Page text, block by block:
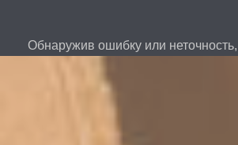
Обнаружив ошибку или